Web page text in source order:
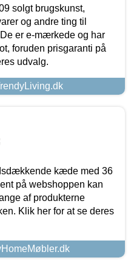
solgt brugskunst,
og andre ting til
er e-mærkede og har
foruden prisgaranti på
udvalg.
kæde med 36
på webshoppen kan
af produkterne
Klik her for at se deres